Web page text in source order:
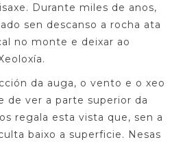
Durante miles de anos,
sen descanso a rocha ata
no monte e deixar ao
da auga, o vento e o xeo
de ver a parte superior da
regala esta vista que, sen a
baixo a superficie. Nesas